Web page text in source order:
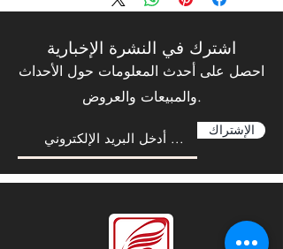
اشترك في النشرة الإخبارية
احصل على أحدث المعلومات حول الأحداث
والمبيعات والعروض.
الإشتراك